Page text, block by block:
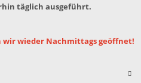
täglich ausgeführt.
wir wieder Nachmittags geöffnet!